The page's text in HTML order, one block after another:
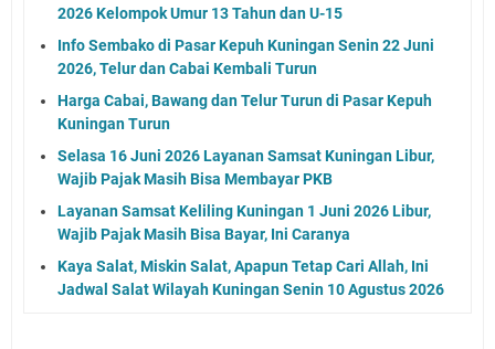
2026 Kelompok Umur 13 Tahun dan U-15
Info Sembako di Pasar Kepuh Kuningan Senin 22 Juni
2026, Telur dan Cabai Kembali Turun
Harga Cabai, Bawang dan Telur Turun di Pasar Kepuh
Kuningan Turun
Selasa 16 Juni 2026 Layanan Samsat Kuningan Libur,
Wajib Pajak Masih Bisa Membayar PKB
Layanan Samsat Keliling Kuningan 1 Juni 2026 Libur,
Wajib Pajak Masih Bisa Bayar, Ini Caranya
Kaya Salat, Miskin Salat, Apapun Tetap Cari Allah, Ini
Jadwal Salat Wilayah Kuningan Senin 10 Agustus 2026